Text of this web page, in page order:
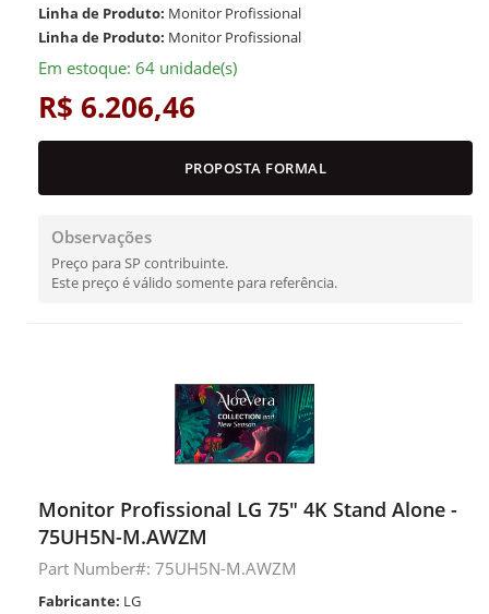
Linha de Produto: Monitor Profissional
Linha de Produto: Monitor Profissional
Em estoque: 64 unidade(s)
R$ 6.206,46
PROPOSTA FORMAL
Observações
Preço para SP contribuinte.
Este preço é válido somente para referência.
Monitor Profissional LG 75" 4K Stand Alone -
75UH5N-M.AWZM
Part Number#: 75UH5N-M.AWZM
Fabricante: LG